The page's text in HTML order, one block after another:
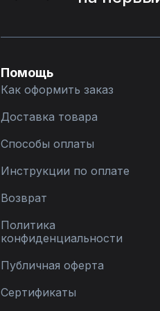
Помощь
Как оформить заказ
Доставка товара
Способы оплаты
Инструкции по оплате
Возврат
Политика
конфиденциальности
Публичная оферта
Сертификаты